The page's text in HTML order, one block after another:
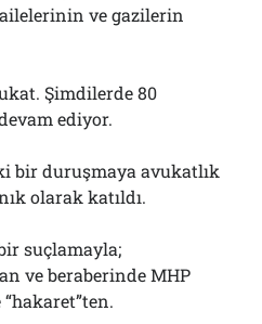
ve gazilerin
Şimdilerde 80
ediyor.
bir duruşmaya avukatlık
olarak katıldı.
suçlamayla;
ve beraberinde MHP